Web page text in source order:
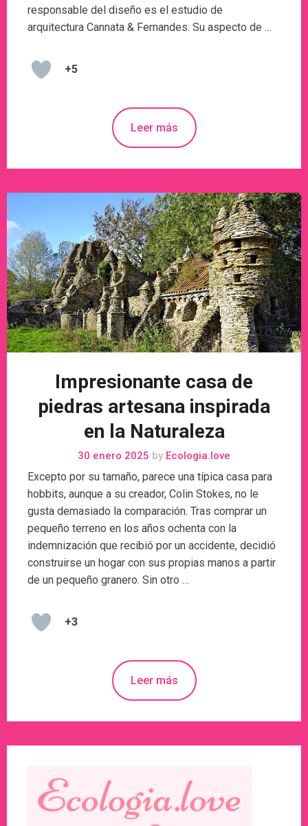
responsable del diseño es el estudio de
arquitectura Cannata & Fernandes. Su aspecto de …
+5
Leer más
Impresionante casa de
piedras artesana inspirada
en la Naturaleza
30 enero 2025 by Ecologia.love
Excepto por su tamaño, parece una típica casa para
hobbits, aunque a su creador, Colin Stokes, no le
gusta demasiado la comparación. Tras comprar un
pequeño terreno en los años ochenta con la
indemnización que recibió por un accidente, decidió
construirse un hogar con sus propias manos a partir
de un pequeño granero. Sin otro …
+3
Leer más